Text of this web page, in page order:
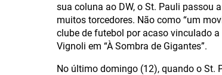
sua coluna ao DW, o St. Pauli passou
muitos torcedores. Não como “um
clube de futebol por acaso vinculado
Vignoli em “À Sombra de Gigantes”.
No último domingo (12), quando o St.